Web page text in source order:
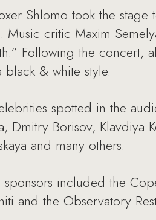
Shlomo took the stage
Music critic Maxim
Following the concert,
& white style.
spotted in the
Dmitry Borisov, Klavdiya
and many others.
sponsors included the
and the Observatory